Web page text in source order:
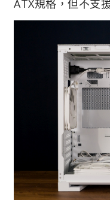
ATX規格，但不支